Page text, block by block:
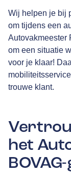
Wij helpen je bij
om tijdens een
Autovakmeester
om een situatie
voor je klaar!
trouwe klant.
het